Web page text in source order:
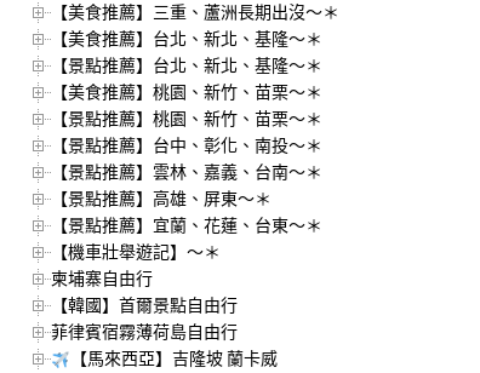
【美食推薦】三重、蘆洲長期出沒～＊
【美食推薦】台北、新北、基隆～＊
【景點推薦】台北、新北、基隆～＊
【美食推薦】桃園、新竹、苗栗～＊
【景點推薦】桃園、新竹、苗栗～＊
【景點推薦】台中、彰化、南投～＊
【景點推薦】雲林、嘉義、台南～＊
【景點推薦】高雄、屏東～＊
【景點推薦】宜蘭、花蓮、台東～＊
【機車壯舉遊記】～＊
柬埔寨自由行
【韓國】首爾景點自由行
菲律賓宿霧薄荷島自由行
【馬來西亞】吉隆坡 蘭卡威